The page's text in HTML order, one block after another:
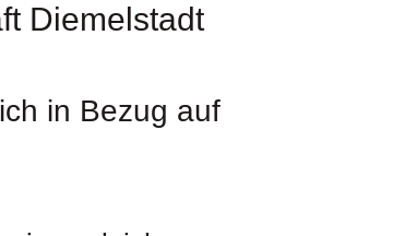
Diemelstadt
in Bezug auf